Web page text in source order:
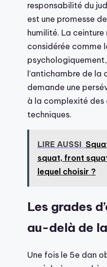
responsabilité du
est une promesse
humilité. La
considérée comme
l’antichambre de la
demande une
à la complexité des
techniques.
LIRE AUSSI
squat, front
lequel choisir ?
Les grades
au-delà de
Une fois le 5e dan